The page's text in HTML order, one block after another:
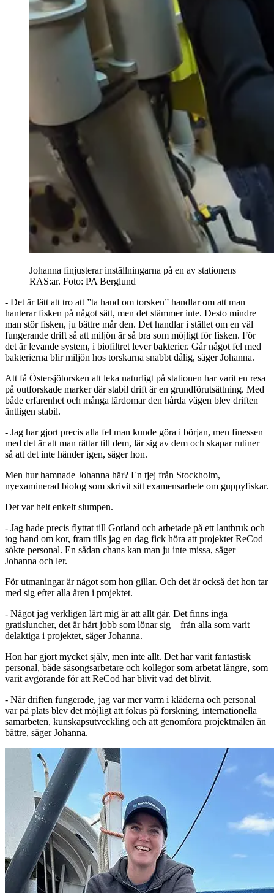
Johanna finjusterar inställningarna på en av stationens
RAS:ar. Foto: PA Berglund
- Det är lätt att tro att ”ta hand om torsken” handlar om att man
hanterar fisken på något sätt, men det stämmer inte. Desto mindre
man stör fisken, ju bättre mår den. Det handlar i stället om en väl
fungerande drift så att miljön är så bra som möjligt för fisken. För
det är levande system, i biofiltret lever bakterier. Går något fel med
bakterierna blir miljön hos torskarna snabbt dålig, säger Johanna.
Att få Östersjötorsken att leka naturligt på stationen har varit en resa
på outforskade marker där stabil drift är en grundförutsättning. Med
både erfarenhet och många lärdomar den hårda vägen blev driften
äntligen stabil.
- Jag har gjort precis alla fel man kunde göra i början, men finessen
med det är att man rättar till dem, lär sig av dem och skapar rutiner
så att det inte händer igen, säger hon.
Men hur hamnade Johanna här? En tjej från Stockholm,
nyexaminerad biolog som skrivit sitt examensarbete om guppyfiskar.
Det var helt enkelt slumpen.
- Jag hade precis flyttat till Gotland och arbetade på ett lantbruk och
tog hand om kor, fram tills jag en dag fick höra att projektet ReCod
sökte personal. En sådan chans kan man ju inte missa, säger
Johanna och ler.
För utmaningar är något som hon gillar. Och det är också det hon tar
med sig efter alla åren i projektet.
- Något jag verkligen lärt mig är att allt går. Det finns inga
gratisluncher, det är hårt jobb som lönar sig – från alla som varit
delaktiga i projektet, säger Johanna.
Hon har gjort mycket själv, men inte allt. Det har varit fantastisk
personal, både säsongsarbetare och kollegor som arbetat längre, som
varit avgörande för att ReCod har blivit vad det blivit.
- När driften fungerade, jag var mer varm i kläderna och personal
var på plats blev det möjligt att fokus på forskning, internationella
samarbeten, kunskapsutveckling och att genomföra projektmålen än
bättre, säger Johanna.